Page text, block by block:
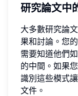
研究論文中
大多數研究論
果和討論。您
需要知道他們
的中間。如果
識別這些模式
文件。